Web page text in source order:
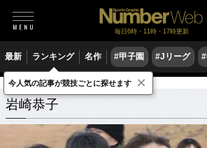
毎日6時・11時・17時更新
最新 ランキング 名作 #甲子園 #Jリーグ
岩崎恭子 関連記事
岩崎恭子
今人気の記事が競技ごとに探せます ×